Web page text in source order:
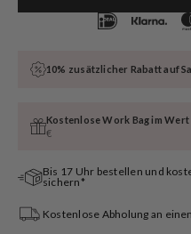
10% zusätzlicher Rabatt auf
Kostenlose Work Bag im Wert
€
Bis 17 Uhr bestellen und
sichern*
Kostenlose Abholung an